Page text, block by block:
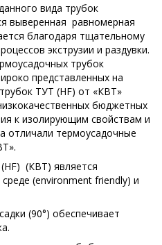
вида трубок
выверенная равномерная
благодаря тщательному
экструзии и раздувки.
трубок
представленных на
ТУТ (HF) от «КВТ»
бюджетных
к изолирующим свойствам и
отличали термоусадочные
(КВТ) является
(environment friendly) и
(90°) обеспечивает